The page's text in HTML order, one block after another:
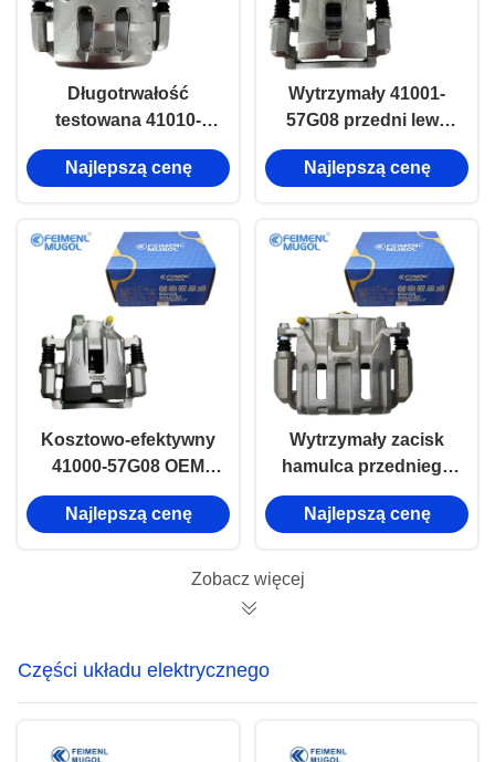
Długotrwałość
testowana 41010-
56G08B przedni,
prawy zacisk
podwójnym tłokem
4WD
Najlepszą cenę
Wytrzymały 41001-
57G08 przedni lewy
zacisk hamulcowy dla
modeli Nissan D21 z
zastosowań ciężkich.
Najlepszą cenę
Kosztowo-efektywny
41000-57G08 OEM
Wymiana przedniego
prawego zacisku
Nissana D21 z jednym
Najlepszą cenę
Wytrzymały zacisk
hamulca przedniego
prawego
3501200XKZ16A do
Odporny na korozję i
Najlepszą cenę
Zobacz więcej
Części układu elektrycznego